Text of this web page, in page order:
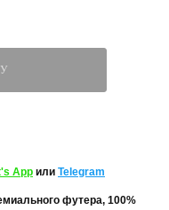
App или Telegram
футера, 100%